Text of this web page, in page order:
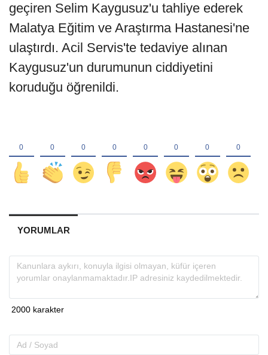
geçiren Selim Kaygusuz'u tahliye ederek
Malatya Eğitim ve Araştırma Hastanesi'ne
ulaştırdı. Acil Servis'te tedaviye alınan
Kaygusuz'un durumunun ciddiyetini
koruduğu öğrenildi.
YORUMLAR